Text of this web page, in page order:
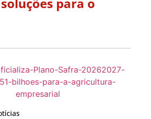
para o